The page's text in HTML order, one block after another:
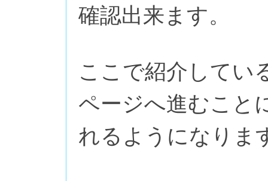
確認出来ます。
ここで紹介してい
ページへ進むこと
れるようになりま